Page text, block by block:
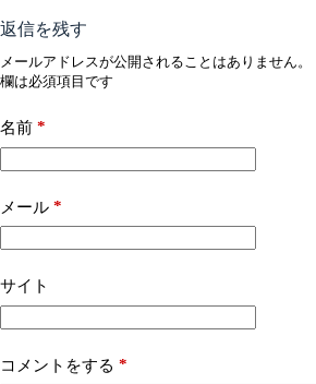
返信を残す
メールアドレスが公開されることはありません。
欄は必須項目です
名前 *
メール *
サイト
コメントをする *